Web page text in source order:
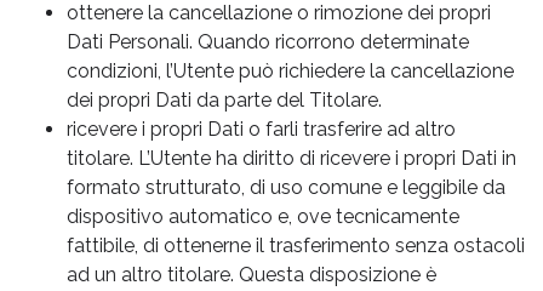
ottenere la cancellazione o rimozione dei propri
Dati Personali. Quando ricorrono determinate
condizioni, l’Utente può richiedere la cancellazione
dei propri Dati da parte del Titolare.
ricevere i propri Dati o farli trasferire ad altro
titolare. L’Utente ha diritto di ricevere i propri Dati in
formato strutturato, di uso comune e leggibile da
dispositivo automatico e, ove tecnicamente
fattibile, di ottenerne il trasferimento senza ostacoli
ad un altro titolare. Questa disposizione è